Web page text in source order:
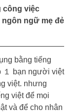
công việc
ngữ mẹ đẻ
bằng tiếng
１ bạn người việt
việt. nhưng
việt để mọi
và để cho nhân